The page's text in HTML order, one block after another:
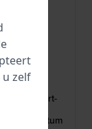
mm Zwart-
quartz
met datum
u zelf